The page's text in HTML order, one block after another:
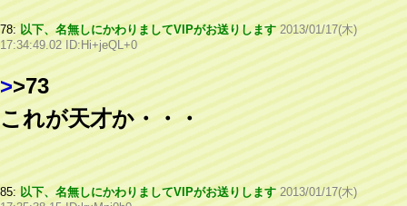
78: 以下、名無しにかわりましてVIPがお送りします 2013/01/17(木)
17:34:49.02 ID:Hi+jeQL+0
>>73
これが天才か・・・
85: 以下、名無しにかわりましてVIPがお送りします 2013/01/17(木)